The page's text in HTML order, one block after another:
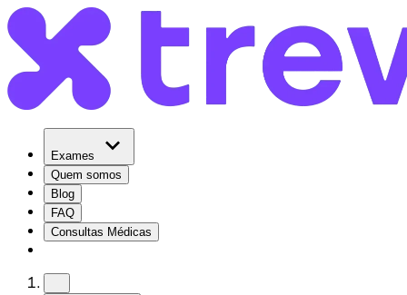
Exames
Quem somos
Blog
FAQ
Consultas Médicas